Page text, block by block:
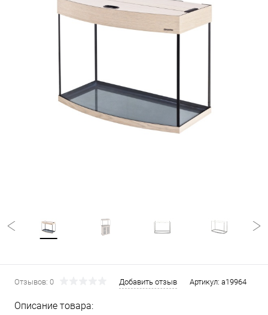
Отзывов: 0 Добавить отзыв Артикул: a19964
Описание товара: